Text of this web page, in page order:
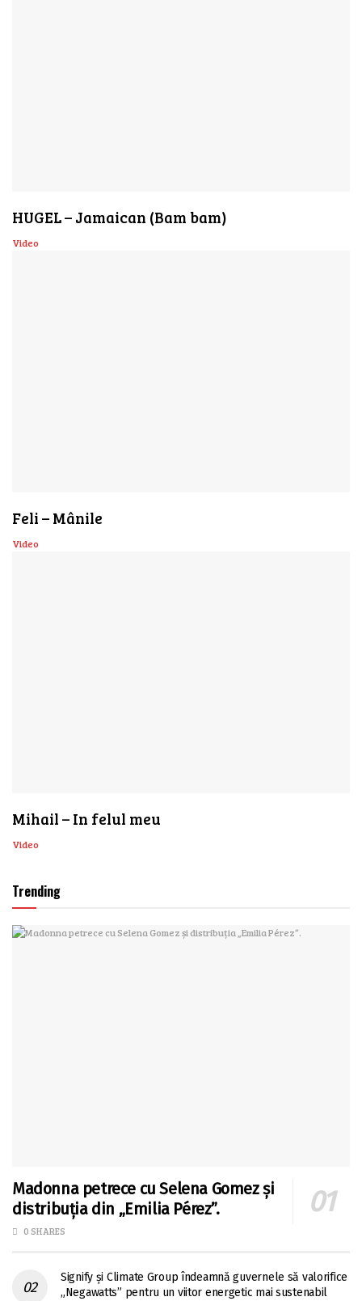
HUGEL – Jamaican (Bam bam)
Video
Feli – Mânile
Video
Mihail – In felul meu
Video
Trending
Madonna petrece cu Selena Gomez și
distribuția din „Emilia Pérez”.
0 SHARES
Signify și Climate Group îndeamnă guvernele să valorifice
„Negawatts” pentru un viitor energetic mai sustenabil